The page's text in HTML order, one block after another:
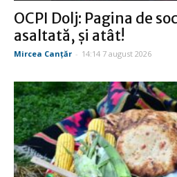
OCPI Dolj: Pagina de
asaltată, şi atât!
Mircea Canţăr - 14:14 7 august 2026